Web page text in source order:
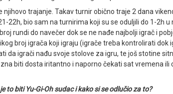
trajanje. Takav turnir obično traje 2 dana
22h, bio sam na turnirima koji su se oduljili do 1-2h
rundi do navečer dok se ne nađe najbolji igrač i
broj igrača koji igraju (igrače treba kontrolirati
da igrači nađu svoje stolove za igru, te još stotine
biti dosta iritantno i naporno čekati sat vremena
to biti Yu-Gi-Oh sudac i kako si se odlučio za to?